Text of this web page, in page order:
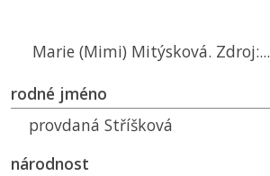
Marie (Mimi) Mitýsková. Zdroj:...
rodné jméno
provdaná Stříšková
národnost